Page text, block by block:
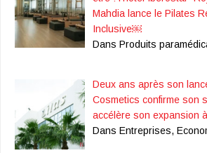
Mahdia lance le Pilates
Inclusive￼
Dans Produits
Deux ans après son
Cosmetics confirme son
accélère son expansion à
Dans Entreprises,